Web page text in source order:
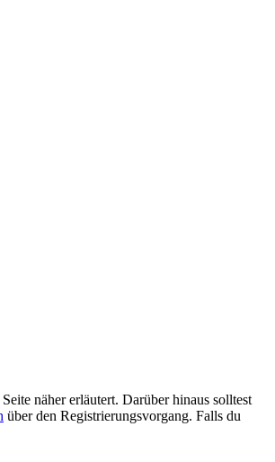
näher erläutert. Darüber hinaus solltest
über den Registrierungsvorgang. Falls du